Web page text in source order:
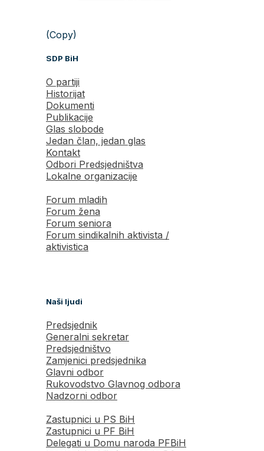
(Copy)
SDP BiH
O partiji
Historijat
Dokumenti
Publikacije
Glas slobode
Jedan član, jedan glas
Kontakt
Odbori Predsjedništva
Lokalne organizacije
Forum mladih
Forum žena
Forum seniora
Forum sindikalnih aktivista /
aktivistica
Naši ljudi
Predsjednik
Generalni sekretar
Predsjedništvo
Zamjenici predsjednika
Glavni odbor
Rukovodstvo Glavnog odbora
Nadzorni odbor
Zastupnici u PS BiH
Zastupnici u PF BiH
Delegati u Domu naroda PFBiH